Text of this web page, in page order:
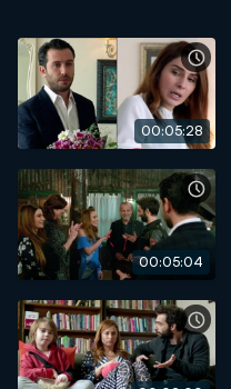
00:05:28
00:05:04